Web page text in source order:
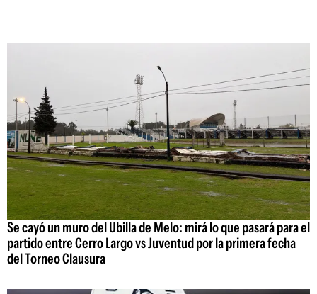
Se cayó un muro del Ubilla de Melo: mirá lo que pasará para el
partido entre Cerro Largo vs Juventud por la primera fecha
del Torneo Clausura